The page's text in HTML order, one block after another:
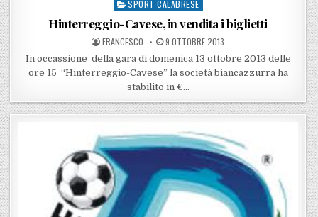
Posted in
SPORT CALABRESE
Hinterreggio-Cavese, in vendita i biglietti
POSTED BY
FRANCESCO POSTED ON
9 OTTOBRE 2013
In occassione della gara di domenica 13 ottobre 2013 delle
ore 15 “Hinterreggio-Cavese” la società biancazzurra ha
stabilito in €…